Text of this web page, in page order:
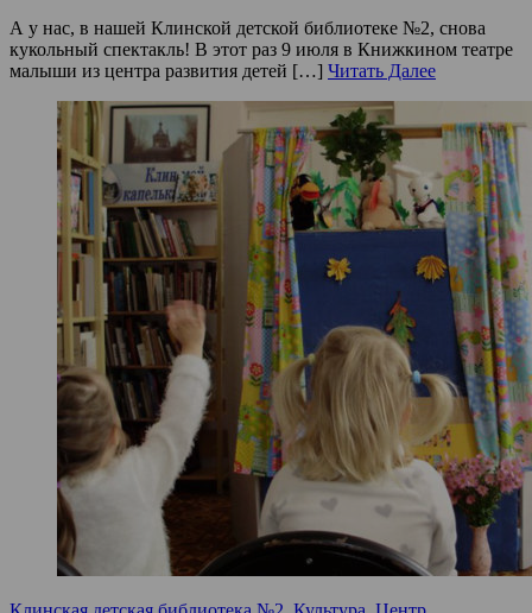
А у нас, в нашей Клинской детской библиотеке №2, снова
кукольный спектакль! В этот раз 9 июля в Книжкином театре
малыши из центра развития детей […] Читать Далее